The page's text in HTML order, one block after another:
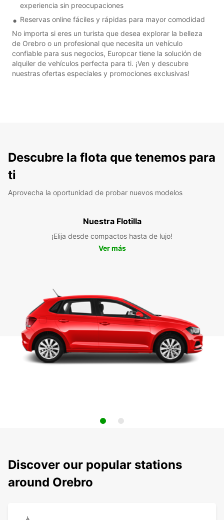
experiencia sin preocupaciones
Reservas online fáciles y rápidas para mayor comodidad
No importa si eres un turista que desea explorar la belleza
de Orebro o un profesional que necesita un vehículo
confiable para sus negocios, Europcar tiene la solución de
alquiler de vehículos perfecta para ti. ¡Ven y descubre
nuestras ofertas especiales y promociones exclusivas!
Descubre la flota que tenemos para
ti
Aprovecha la oportunidad de probar nuevos modelos
Nuestra Flotilla
¡Elija desde compactos hasta de lujo!
Ver más
Discover our popular stations
around Orebro